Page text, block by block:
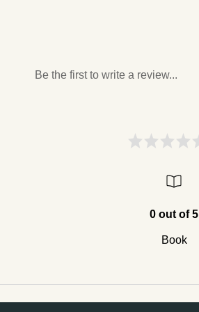
Be the first to write a review...
0 out of 5
Book